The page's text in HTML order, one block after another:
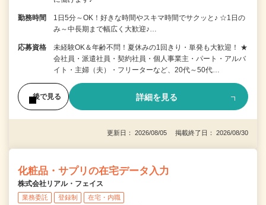
勤務時間
1日5分～OK！好きな時間やスキマ時間でサクッと♪ ☆1日の
み～中長期まで幅広く大歓迎♪…
応募資格
未経験OK＆年齢不問！夏休みの1回きり・単発も大歓迎！ ★
会社員・派遣社員・契約社員・個人事業主・パート・アルバ
イト・主婦（夫）・フリーターなど、20代～50代…
後で見る 詳細を見る
更新日： 2026/08/05 掲載終了日： 2026/08/30
化粧品・サプリの在宅データ入力
株式会社リアル・フェイス
業務委託 登録制 在宅・内職